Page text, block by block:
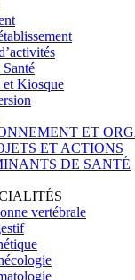
et Kiosque
ET
ET ACTIONS
DE SANTÉ
vertébrale